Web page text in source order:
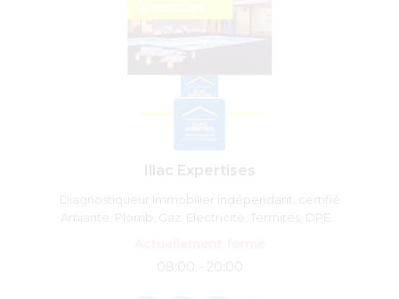
Illac Expertises
Diagnostiqueur Immobilier indépendant, certifié
Amiante, Plomb, Gaz, Electricité, Termites, DPE...
08:00 - 20:00